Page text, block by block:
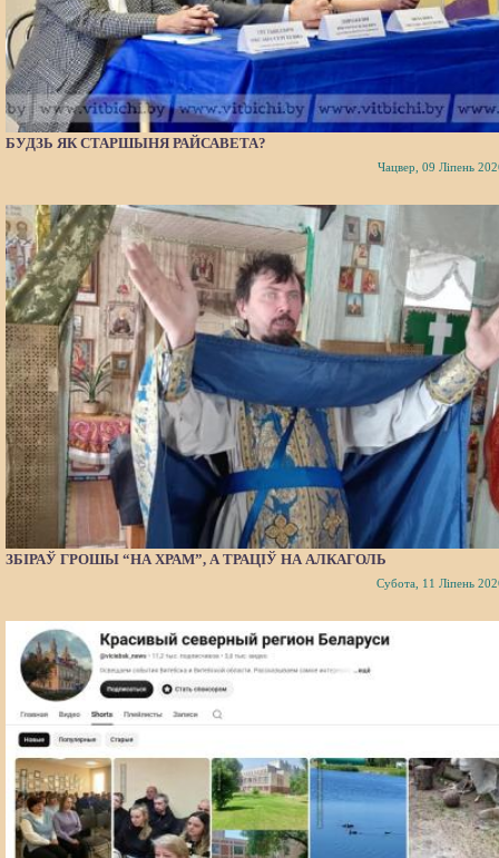
БУДЗЬ ЯК СТАРШЫНЯ РАЙСАВЕТА?
Чацвер, 09 Ліпень
ЗБІРАЎ ГРОШЫ “НА ХРАМ”, А ТРАЦІЎ НА АЛКАГОЛЬ
Субота, 11 Ліпень